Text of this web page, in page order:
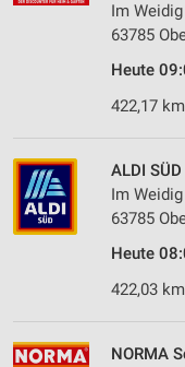
Im
63785
Heute
422,17
ALDI
Im
63785
Heute
422,03
NORMA